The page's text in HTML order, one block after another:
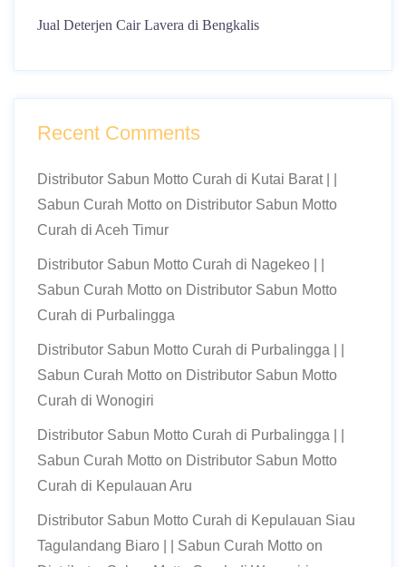
Jual Deterjen Cair Lavera di Bengkalis
Recent Comments
Distributor Sabun Motto Curah di Kutai Barat | |
Sabun Curah Motto on Distributor Sabun Motto
Curah di Aceh Timur
Distributor Sabun Motto Curah di Nagekeo | |
Sabun Curah Motto on Distributor Sabun Motto
Curah di Purbalingga
Distributor Sabun Motto Curah di Purbalingga | |
Sabun Curah Motto on Distributor Sabun Motto
Curah di Wonogiri
Distributor Sabun Motto Curah di Purbalingga | |
Sabun Curah Motto on Distributor Sabun Motto
Curah di Kepulauan Aru
Distributor Sabun Motto Curah di Kepulauan Siau
Tagulandang Biaro | | Sabun Curah Motto on